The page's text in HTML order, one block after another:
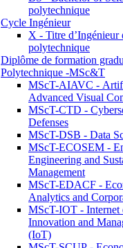
polytechnique
Cycle Ingénieur
X - Titre d’Ingénieur
polytechnique
Diplôme de formation
Polytechnique -MSc&T
MScT-AIAVC -
Advanced Visual
MScT-CTD -
Defenses
MScT-DSB - Data
MScT-ECOSEM -
Engineering and
Management
MScT-EDACF -
Analytics and
MScT-IOT - Internet
Innovation and
(IoT)